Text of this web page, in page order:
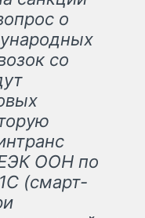
о
со
ООН по
(смарт-